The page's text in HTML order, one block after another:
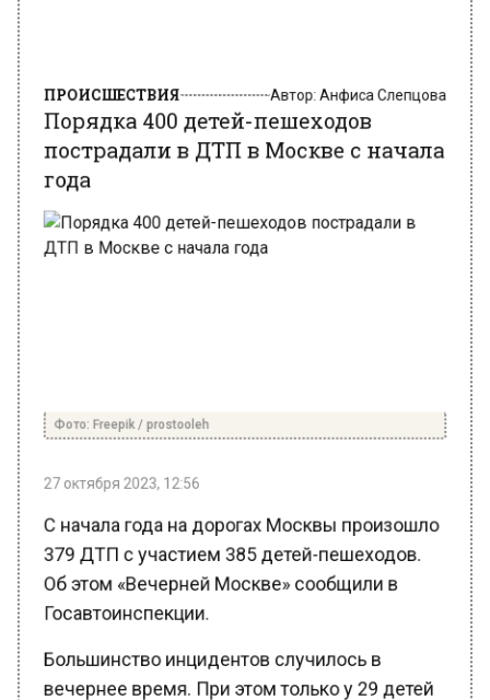
Порядка 400 детей-пешеходов
пострадали в ДТП в Москве с начала
года
27 октября 2023, 12:56
С начала года на дорогах Москвы произошло
379 ДТП с участием 385 детей-пешеходов.
Об этом «Вечерней Москве» сообщили в
Госавтоинспекции.
Большинство инцидентов случилось в
вечернее время. При этом только у 29 детей